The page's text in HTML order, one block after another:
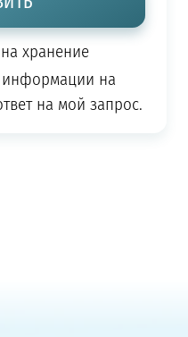
хранение
на
на мой запрос.